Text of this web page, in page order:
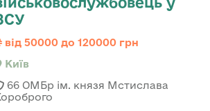
від 50000 до 120000 грн
Київ
66 ОМБр ім. князя Мстислава